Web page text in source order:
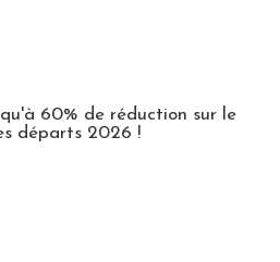
60% de réduction sur le
départs 2026 !